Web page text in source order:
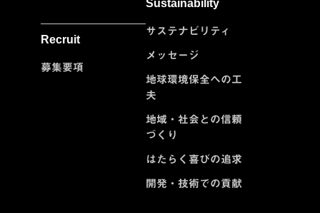
Recruit
募集要項
Sustainability
サステナビリティ
メッセージ
地球環境保全への工
夫
地域・社会との信頼
づくり
はたらく喜びの追求
開発・技術での貢献